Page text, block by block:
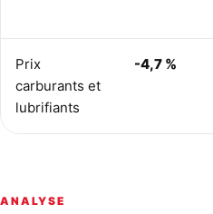
Prix
carburants et
lubrifiants
-4,7 %
ANALYSE